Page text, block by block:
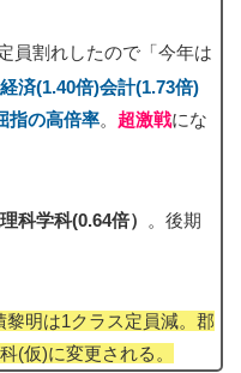
員割れしたので「今年は
済(1.40倍)会計(1.73倍)
指の高倍率。 超激戦にな
科学科(0.64倍）
。後期
明は1クラス定員減。郡
(仮)に変更される。